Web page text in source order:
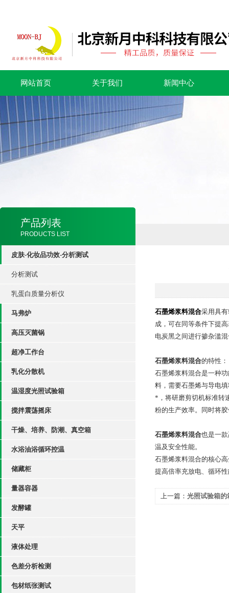
网站首页 关于我们 新闻中心
产品列表
PRODUCTS LIST
皮肤-化妆品功效-分析测试
分析测试
乳蛋白质量分析仪
马弗炉
高压灭菌锅
超净工作台
乳化分散机
温湿度光照试验箱
搅拌震荡摇床
干燥、培养、防潮、真空箱
水浴油浴循环控温
储藏柜
量器容器
发酵罐
天平
液体处理
色差分析检测
包材纸张测试
石墨烯浆料混合采用具
成，可在同等条件下提
电炭黑之间进行掺杂滥
石墨烯浆料混合的特性：
石墨烯浆料混合是一种
料，需要石墨烯与导电
*，将研磨剪切机标准转
粉的生产效率。同时将
石墨烯浆料混合也是一
温及安全性能。
石墨烯浆料混合的核心
提高倍率充放电、循环
上一篇： 光照试验箱的